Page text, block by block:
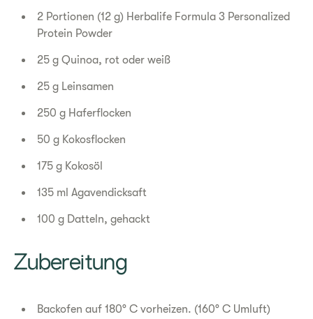
2 Portionen (12 g) Herbalife Formula 3 Personalized
Protein Powder
25 g Quinoa, rot oder weiß
25 g Leinsamen
250 g Haferflocken
50 g Kokosflocken
175 g Kokosöl
135 ml Agavendicksaft
100 g Datteln, gehackt
Zubereitung
Backofen auf 180° C vorheizen. (160° C Umluft)